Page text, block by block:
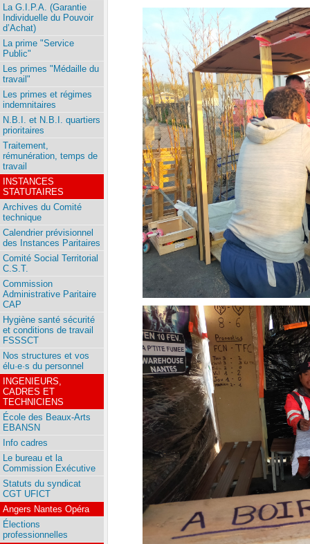
La G.I.P.A. (Garantie
Individuelle du Pouvoir
d’Achat)
La prime "Service
Public"
Les primes "Médaille du
travail"
Les primes et régimes
indemnitaires
N.B.I. et N.B.I. quartiers
prioritaires
Traitement,
rémunération, temps de
travail
INSTANCES
STATUTAIRES
Archives du Comité
technique
Calendrier prévisionnel
des Instances Paritaires
Comité Social Territorial
C.S.T.
Commission
Administrative Paritaire
CAP
Hygiène santé sécurité
et conditions de travail
FSSSCT
Nos structures et vos
élu·e·s du personnel
INGENIEURS,
CADRES ET
TECHNICIENS
École des Beaux-Arts
EBANSN
Info cadres
Le bureau et la
Commission Exécutive
Statuts du syndicat
CGT UFICT
Angers Nantes Opéra
Élections
professionnelles